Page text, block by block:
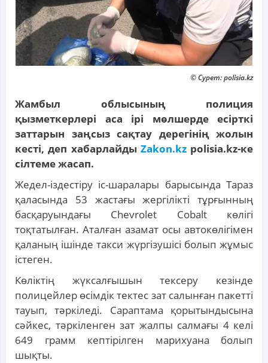
© Сурет: polisia.kz
Жамбыл облысының полиция
қызметкерлері аса ірі мөлшерде есірткі
заттарын заңсыз сақтау дерегінің жолын
кесті, деп хабарлайды Zakon.kzpolisia.kz-ке
сілтеме жасап.
Жедел-іздестіру іс-шаралары барысында Тараз
қаласында 53 жастағы жергілікті тұрғынның
басқаруындағы Chevrolet Cobalt көлігі
тоқтатылған. Аталған азамат осы автокөлігімен
қаланың ішінде такси жүргізушісі болып жұмыс
істеген.
Көліктің жүксалғышын тексеру кезінде
полицейлер өсімдік тектес зат салынған пакетті
тауып, тәркіледі. Сараптама қорытындысына
сәйкес, тәркіленген зат жалпы салмағы 4 келі
649 грамм кептірілген марихуана болып
шықты.